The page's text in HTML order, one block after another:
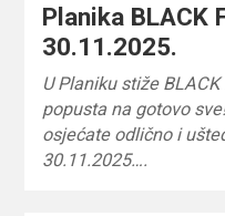
Planika BLACK
30.11.2025.
U Planiku stiže
popusta na gotovo
osjećate odlično i
30.11.2025….